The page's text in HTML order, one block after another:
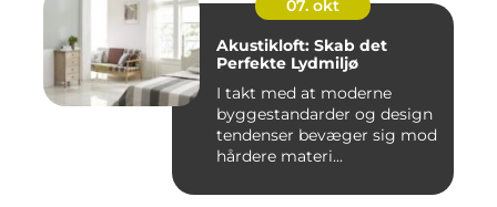
07. okt
Akustikloft: Skab det
Perfekte Lydmiljø
I takt med at moderne
byggestandarder og design
tendenser bevæger sig mod
hårdere materi...